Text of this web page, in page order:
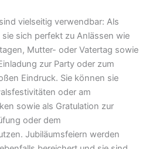
vielseitig verwendbar: Als
sie sich perfekt zu Anlässen wie
Mutter- oder Vatertag sowie
zur Party oder zum
Eindruck. Sie können sie
oder am
sowie als Gratulation zur
oder dem
Jubiläumsfeiern werden